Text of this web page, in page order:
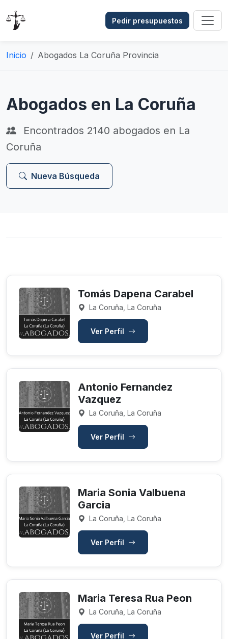
Pedir presupuestos
Inicio Abogados La Coruña Provincia
Abogados en La Coruña
Encontrados 2140 abogados en La
Coruña
Nueva Búsqueda
Tomás Dapena Carabel
La Coruña, La Coruña
Ver Perfil
Antonio Fernandez
Vazquez
La Coruña, La Coruña
Ver Perfil
Maria Sonia Valbuena
Garcia
La Coruña, La Coruña
Ver Perfil
Maria Teresa Rua Peon
La Coruña, La Coruña
Ver Perfil